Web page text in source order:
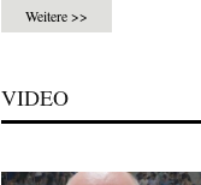
Weitere >>
VIDEO